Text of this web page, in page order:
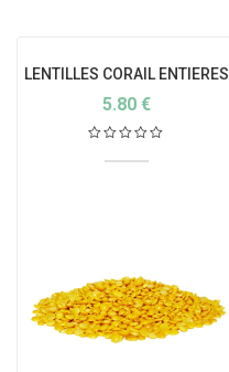
LENTILLES CORAIL ENTIERES
BRILLANTES BIO
5.80 €